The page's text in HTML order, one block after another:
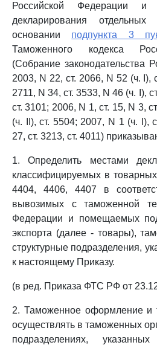
Российской Федерации и
декларирования
основании подпункта 3
Таможенного кодекса
(Собрание законодательства
2003, N 22, ст. 2066, N 52 (ч. I),
2711, N 34, ст. 3533, N 46 (ч. I),
ст. 3101; 2006, N 1, ст. 15, N 3,
(ч. II), ст. 5504; 2007, N 1 (ч. I),
27, ст. 3213, ст. 4011)
1. Определить местами
классифицируемых в
4404, 4406, 4407 в
вывозимых с таможенной
Федерации и помещаемых
экспорта (далее - товары),
структурные подразделения,
к настоящему Приказу.
(в ред. Приказа ФТС РФ от
2. Таможенное оформление и
осуществлять в таможенных
подразделениях,